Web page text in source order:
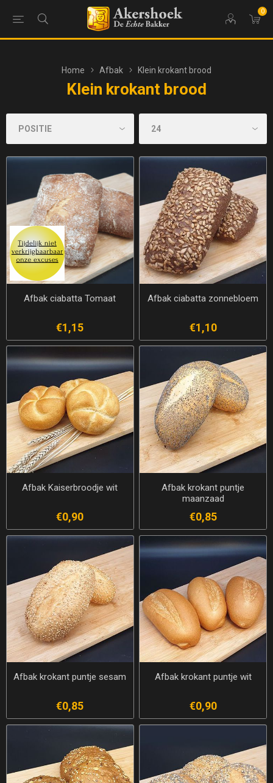
0
Home Afbak Klein krokant brood
Klein krokant brood
Afbak ciabatta Tomaat
€1,15
Afbak ciabatta zonnebloem
€1,10
Afbak Kaiserbroodje wit
€0,90
Afbak krokant puntje
maanzaad
€0,85
Afbak krokant puntje sesam
€0,85
Afbak krokant puntje wit
€0,90